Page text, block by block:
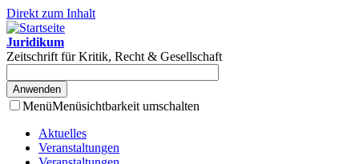
Direkt zum Inhalt
Juridikum
Zeitschrift für Kritik, Recht & Gesellschaft
MenüMenüsichtbarkeit umschalten
Aktuelles
Veranstaltungen